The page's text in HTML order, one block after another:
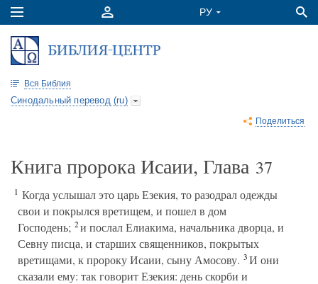
Вся Библия
Синодальный перевод (ru)
Поделиться
Книга пророка Исаии, Глава 37
1 Когда услышал это царь Езекия, то разодрал одежды
свои и покрылся вретищем, и пошел в дом
Господень; 2и послал Елиакима, начальника дворца, и
Севну писца, и старших священников, покрытых
вретищами, к пророку Исаии, сыну Амосову. 3И они
сказали ему: так говорит Езекия: день скорби и